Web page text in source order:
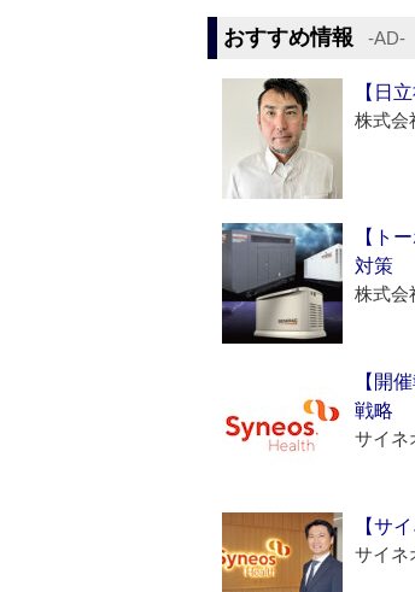
おすすめ情報 ‐AD‐
【日
株式会
【ト
対策
株式会
【開
戦略
サイネ
【サ
サイネ